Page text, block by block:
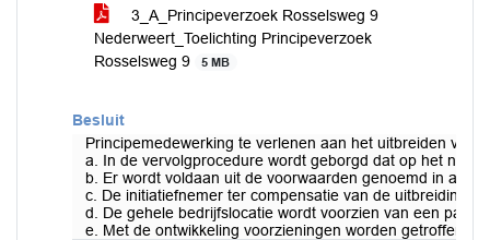
3_A_Principeverzoek Rosselsweg 9
Nederweert_Toelichting Principeverzoek
Rosselsweg 9
5 MB
Besluit
Principemedewerking te verlenen aan het uitbreiden van
a. In de vervolgprocedure wordt geborgd dat op het
b. Er wordt voldaan uit de voorwaarden genoemd in
c. De initiatiefnemer ter compensatie van de uitbreiding
d. De gehele bedrijfslocatie wordt voorzien van een
e. Met de ontwikkeling voorzieningen worden getroffen